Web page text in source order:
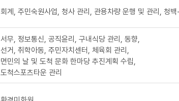
회계, 주민숙원사업, 청사 관리, 관용차량 운행 및 관리, 청
서무, 정보통신, 공직윤리, 구내식당 관리, 동향,
선거, 취학아동, 주민자치센터, 체육회 관리,
면민의 날 및 도척 문화 한마당 추진계획 수립,
도척스포츠타운 관리